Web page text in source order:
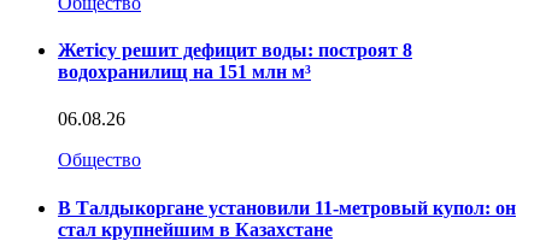
Жетісу решит дефицит воды: построят 8
водохранилищ на 151 млн м³
06.08.26
Общество
В Талдыкоргане установили 11-метровый купол: он
стал крупнейшим в Казахстане